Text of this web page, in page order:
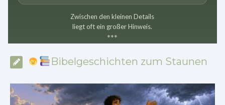
Zwischen den kleinen Details
liegt oft ein großer Hinweis.
***
Bibelgeschichten zum Staunen